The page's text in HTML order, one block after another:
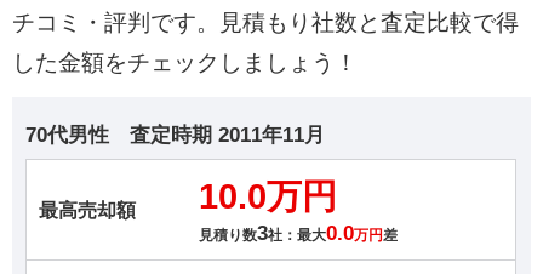
チコミ・評判です。見積もり社数と査定比較で得
した金額をチェックしましょう！
70代男性 査定時期 2011年11月
最高売却額 10.0万円
見積り数3社：最大0.0万円差